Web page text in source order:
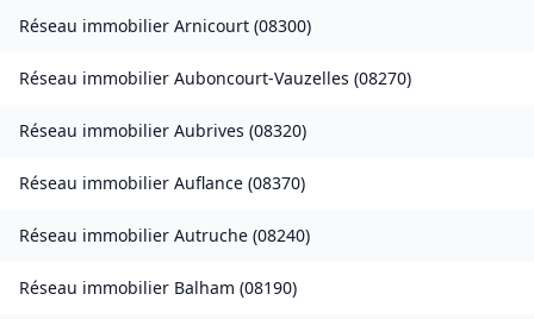
Réseau immobilier Arnicourt (08300)
Réseau immobilier Auboncourt-Vauzelles (08270)
Réseau immobilier Aubrives (08320)
Réseau immobilier Auflance (08370)
Réseau immobilier Autruche (08240)
Réseau immobilier Balham (08190)